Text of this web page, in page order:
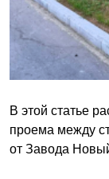
В этой статье
проема между
от Завода